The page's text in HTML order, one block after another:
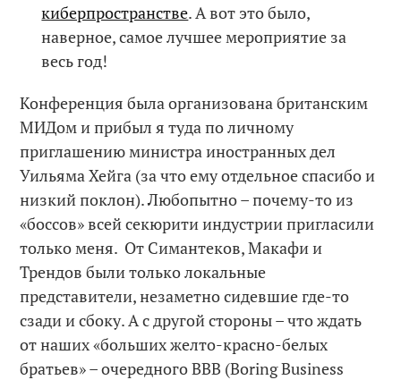
киберпространстве. А вот это было,
наверное, самое лучшее мероприятие за
весь год!
Конференция была организована британским
МИДом и прибыл я туда по личному
приглашению министра иностранных дел
Уильяма Хейга (за что ему отдельное спасибо и
низкий поклон). Любопытно – почему-то из
«боссов» всей секюрити индустрии пригласили
только меня. От Симантеков, Макафи и
Трендов были только локальные
представители, незаметно сидевшие где-то
сзади и сбоку. А с другой стороны – что ждать
от наших «больших желто-красно-белых
братьев» – очередного BBB (Boring Business